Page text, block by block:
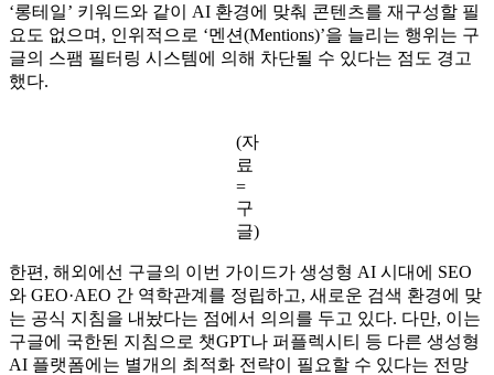
‘롱테일’ 키워드와 같이 AI 환경에 맞춰 콘텐츠를 재구성할 필
요도 없으며, 인위적으로 ‘멘션(Mentions)’을 늘리는 행위는 구
글의 스팸 필터링 시스템에 의해 차단될 수 있다는 점도 경고
했다.
(자
료
=
구
글)
한편, 해외에선 구글의 이번 가이드가 생성형 AI 시대에 SEO
와 GEO·AEO 간 역학관계를 정립하고, 새로운 검색 환경에 맞
는 공식 지침을 내놨다는 점에서 의의를 두고 있다. 다만, 이는
구글에 국한된 지침으로 챗GPT나 퍼플렉시티 등 다른 생성형
AI 플랫폼에는 별개의 최적화 전략이 필요할 수 있다는 전망